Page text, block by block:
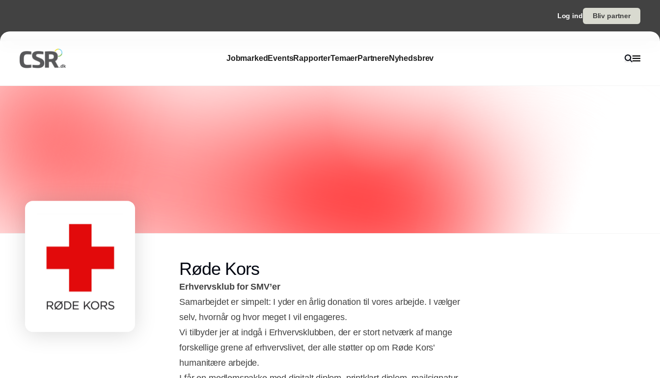
Log ind Bliv partner
Jobmarked EventsRapporterTemaerPartnereNyhedsbrev
Røde Kors
Erhvervsklub for SMV’er
Samarbejdet er simpelt: I yder en årlig donation til vores arbejde. I vælger
selv, hvornår og hvor meget I vil engageres.
Vi tilbyder jer at indgå i Erhvervsklubben, der er stort netværk af mange
forskellige grene af erhvervslivet, der alle støtter op om Røde Kors'
humanitære arbejde.